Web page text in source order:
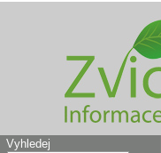
Vyhledej